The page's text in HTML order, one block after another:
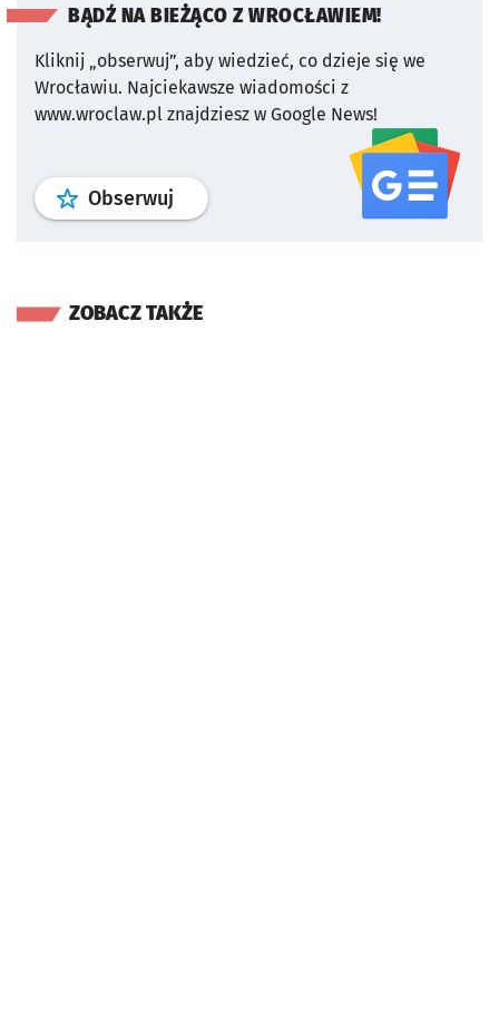
BĄDŹ NA BIEŻĄCO Z WROCŁAWIEM!
Kliknij „obserwuj”, aby wiedzieć, co dzieje się we
Wrocławiu. Najciekawsze wiadomości z
www.wroclaw.pl znajdziesz w Google News!
Obserwuj profil serwisu
ZOBACZ TAKŻE